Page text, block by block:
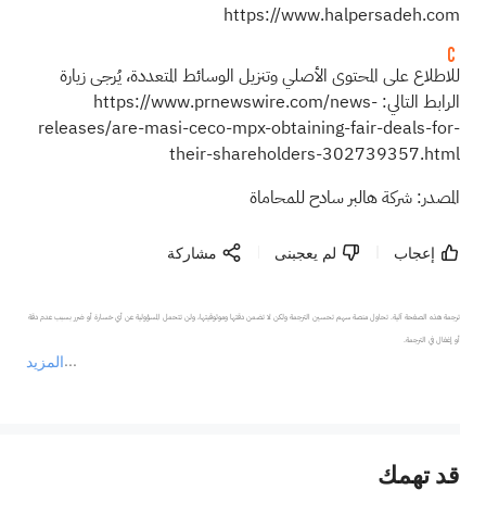
https://www.halpersadeh.com
للاطلاع على المحتوى الأصلي وتنزيل الوسائط المتعددة، يُرجى زيارة
الرابط التالي: https://www.prnewswire.com/news-
releases/are-masi-ceco-mpx-obtaining-fair-deals-for-
their-shareholders-302739357.html
المصدر: شركة هالبر سادح للمحاماة
إعجاب لم يعجبنى مشاركة
المزيد
ترجمة هذه الصفحة آلية. تحاول منصة سهم تحسين الترجمة ولكن لا تضمن دقتها وموثوقيتها، ولن تتحمل المسؤولية عن أي خسارة أو ضرر بسبب عدم دقة
أو إغفال في الترجمة.
عند الضرورة، يرجى استشارة مستشار استثمار محترف. لا تقدم منصة سهم أي مشورة استثمارية، ولا تقدم أي التزامات أو ضمانات.
قد تهمك